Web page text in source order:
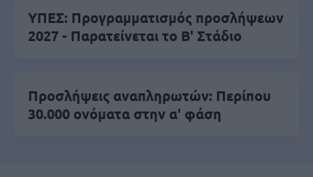
ΥΠΕΣ: Προγραμματισμός προσλήψεων
2027 - Παρατείνεται το Β' Στάδιο
Προσλήψεις αναπληρωτών: Περίπου
30.000 ονόματα στην α' φάση